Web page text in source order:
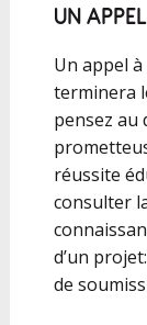
UN
Un appel
terminera
pensez au
réussite
consulter
d’un
de